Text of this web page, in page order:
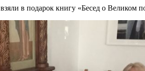
в подарок книгу «Бесед о Великом